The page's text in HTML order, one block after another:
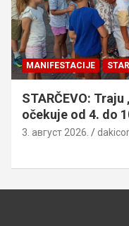
MANIFESTACIJE
STARČEVO:
očekuje od 4. do
3. август 2026.